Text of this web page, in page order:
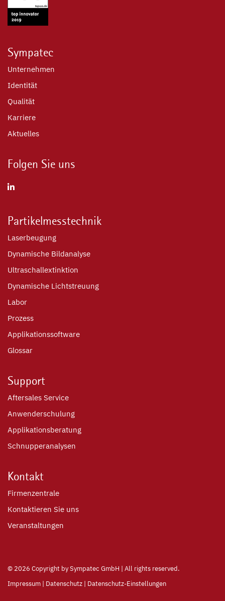
Sympatec
Unternehmen
Identität
Qualität
Karriere
Aktuelles
Folgen Sie uns
Partikelmesstechnik
Laserbeugung
Dynamische Bildanalyse
Ultraschallextinktion
Dynamische Lichtstreuung
Labor
Prozess
Applikationssoftware
Glossar
Support
Aftersales Service
Anwenderschulung
Applikationsberatung
Schnupperanalysen
Kontakt
Firmenzentrale
Kontaktieren Sie uns
Veranstaltungen
© 2026 Copyright by Sympatec GmbH | All rights reserved.
Impressum | Datenschutz | Datenschutz-Einstellungen